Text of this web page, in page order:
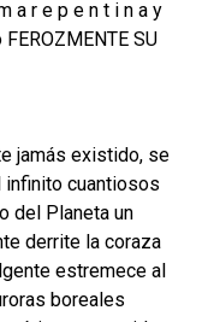
a r e p e n t i n a y
SU
jamás existido, se
infinito cuantiosos
del Planeta un
derrite la coraza
estremece al
boreales